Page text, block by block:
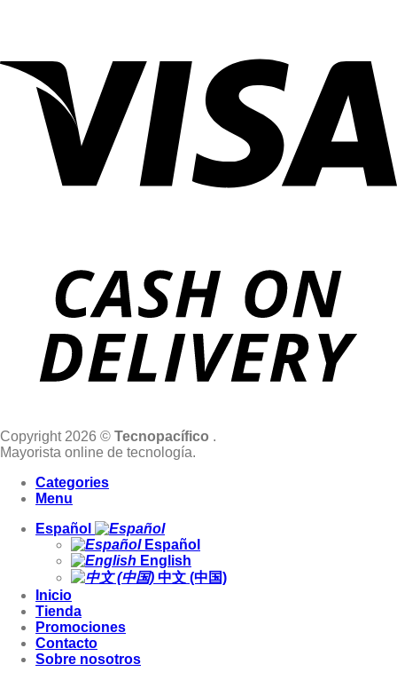
Copyright 2026 © Tecnopacífico .
Mayorista online de tecnología.
Categories
Menu
Español
Español
English
中文 (中国)
Inicio
Tienda
Promociones
Contacto
Sobre nosotros